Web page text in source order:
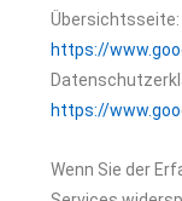
Übersichtsseite:
https://
https://
Wenn Sie der